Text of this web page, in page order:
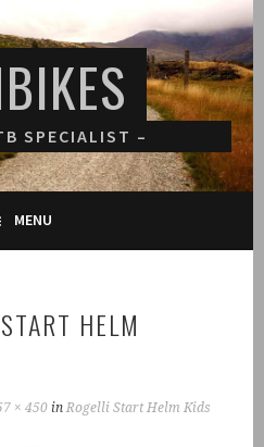
SPECIALIST –
MENU
HELM
× 450 inRogelli Start Helm Kids